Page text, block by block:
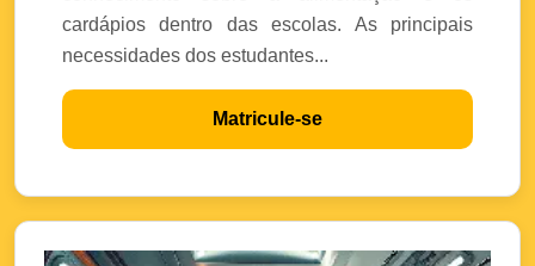
cardápios dentro das escolas. As principais
necessidades dos estudantes...
Matricule-se